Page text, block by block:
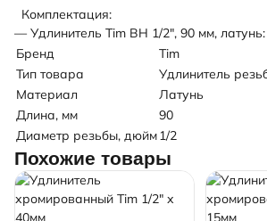
Комплектация:
— Удлинитель Tim ВН 1/2", 90 мм, латунь:
Бренд
Tim
Тип товара
Удлинитель
Материал
Латунь
Длина, мм
90
Диаметр резьбы, дюйм1/2
Похожие товары